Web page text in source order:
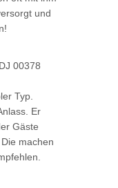
und
00378
Typ.
Er
Gäste
machen